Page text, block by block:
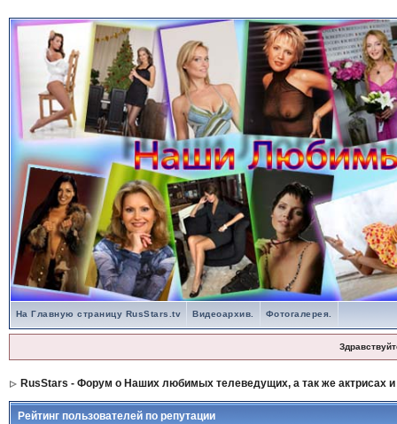
На Главную страницу RusStars.tv Видеоархив. Фотогалерея.
RusStars - Форум о Наших любимых телеведущих, а так же актрисах и
Рейтинг пользователей по репутации